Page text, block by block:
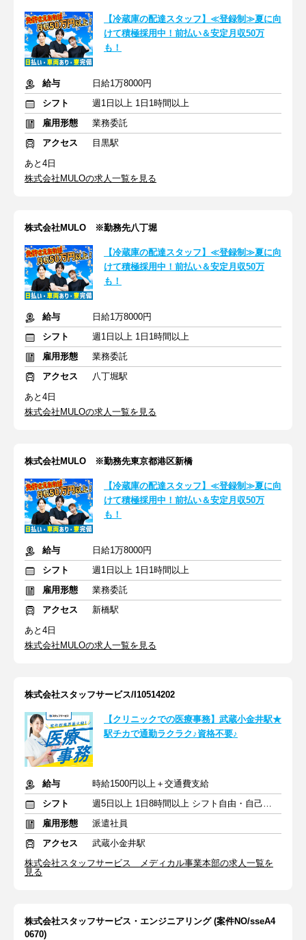
【冷蔵庫の配達スタッフ】≪登録制≫夏に向
けて積極採用中！前払い＆安定月収50万
も！
給与
日給1万8000円
シフト
週1日以上 1日1時間以上
雇用形態
業務委託
アクセス
目黒駅
あと4日
株式会社MULOの求人一覧を見る
株式会社MULO ※勤務先八丁堀
【冷蔵庫の配達スタッフ】≪登録制≫夏に向
けて積極採用中！前払い＆安定月収50万
も！
給与
日給1万8000円
シフト
週1日以上 1日1時間以上
雇用形態
業務委託
アクセス
八丁堀駅
あと4日
株式会社MULOの求人一覧を見る
株式会社MULO ※勤務先東京都港区新橋
【冷蔵庫の配達スタッフ】≪登録制≫夏に向
けて積極採用中！前払い＆安定月収50万
も！
給与
日給1万8000円
シフト
週1日以上 1日1時間以上
雇用形態
業務委託
アクセス
新橋駅
あと4日
株式会社MULOの求人一覧を見る
株式会社スタッフサービス/I10514202
【クリニックでの医療事務】武蔵小金井駅★
駅チカで通勤ラクラク♪資格不要♪
給与
時給1500円以上＋交通費支給
シフト
週5日以上 1日8時間以上 シフト自由・自己申告
雇用形態
派遣社員
アクセス
武蔵小金井駅
株式会社スタッフサービス メディカル事業本部の求人一覧を
見る
株式会社スタッフサービス・エンジニアリング (案件NO/sseA4
0670)